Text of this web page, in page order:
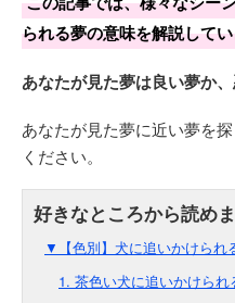
られる夢の意味を解説して
あなたが見た夢は良い夢か、
あなたが見た夢に近い夢を
ください。
▼【色別】犬に追いかけられ
1. 茶色い犬に追いかけられ